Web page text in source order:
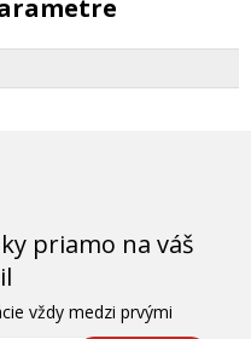
priamo na váš
vždy medzi prvými